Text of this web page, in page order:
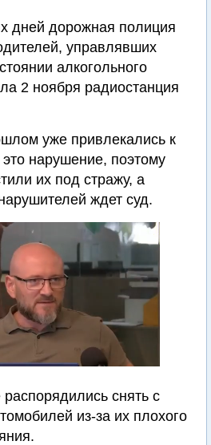
дней дорожная полиция
управлявших
алкогольного
2 ноября радиостанция
уже привлекались к
это нарушение, поэтому
их под стражу, а
ждет суд.
снять с
из-за их плохого